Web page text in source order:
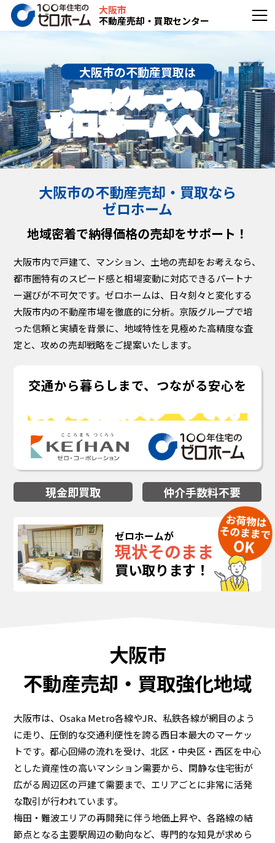
大阪市
不動産売却・買取センター
大阪市の不動産買取は
京阪グループの
ゼロホームへ！
大阪市の不動産売却・買取なら
ゼロホーム
地域密着で納得価格の売却をサポート！
大阪市内で戸建て、マンション、土地の売却をお考えなら、
都市圏特有のスピード感と相場変動に対応できるパートナ
ー選びが不可欠です。ゼロホームは、日々刻々と変化する
大阪市内の不動産市場を徹底的に分析。京阪グループで培
った信頼と実績を背景に、地域特性を見極めた高精度な査
定と、攻めの売却戦略をご提案いたします。
交通から暮らしまで、つながる安心を
安心の京阪グループです。
現金即買取 仲介手数料不要
ゼロホームが
現状そのまま
買い取ります！
大阪市
不動産売却・買取強化地域
大阪市は、Osaka Metro各線やJR、私鉄各線が網目のよう
に走り、圧倒的な交通利便性を誇る西日本最大のマーケッ
トです。都心回帰の流れを受け、北区・中央区・西区を中心
とした資産性の高いマンション需要から、閑静な住宅街が
広がる周辺区の戸建て需要まで、エリアごとに非常に活発
な取引が行われています。
梅田・難波エリアの再開発に伴う地価上昇や、各路線の結
節点となる主要駅周辺の動向など、専門的な知見が求めら